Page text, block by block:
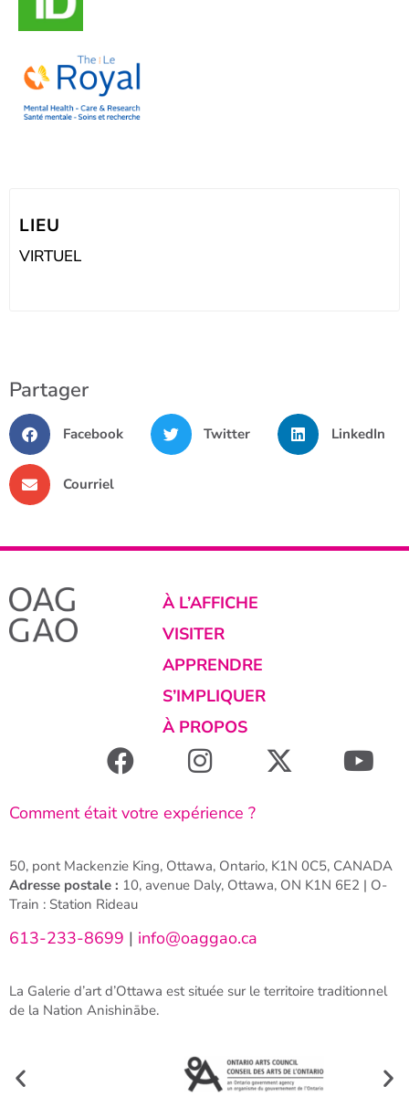
LIEU
VIRTUEL
Partager
Facebook Twitter LinkedIn
Courriel
À L’AFFICHE
VISITER
APPRENDRE
S’IMPLIQUER
À PROPOS
Comment était votre expérience ?
50, pont Mackenzie King, Ottawa, Ontario, K1N 0C5, CANADA
Adresse postale : 10, avenue Daly, Ottawa, ON K1N 6E2 | O-
Train : Station Rideau
613-233-8699 | info@oaggao.ca
La Galerie d’art d’Ottawa est située sur le territoire traditionnel
de la Nation Anishinābe.